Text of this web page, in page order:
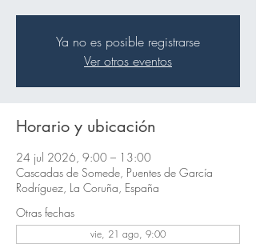
Ya no es posible registrarse
Ver otros eventos
Horario y ubicación
24 jul 2026, 9:00 – 13:00
Cascadas de Somede, Puentes de García
Rodríguez, La Coruña, España
Otras fechas
vie, 21 ago, 9:00